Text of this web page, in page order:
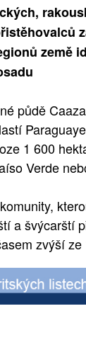
země
půdě
1 600
Verde
a švýcarští
zvýší